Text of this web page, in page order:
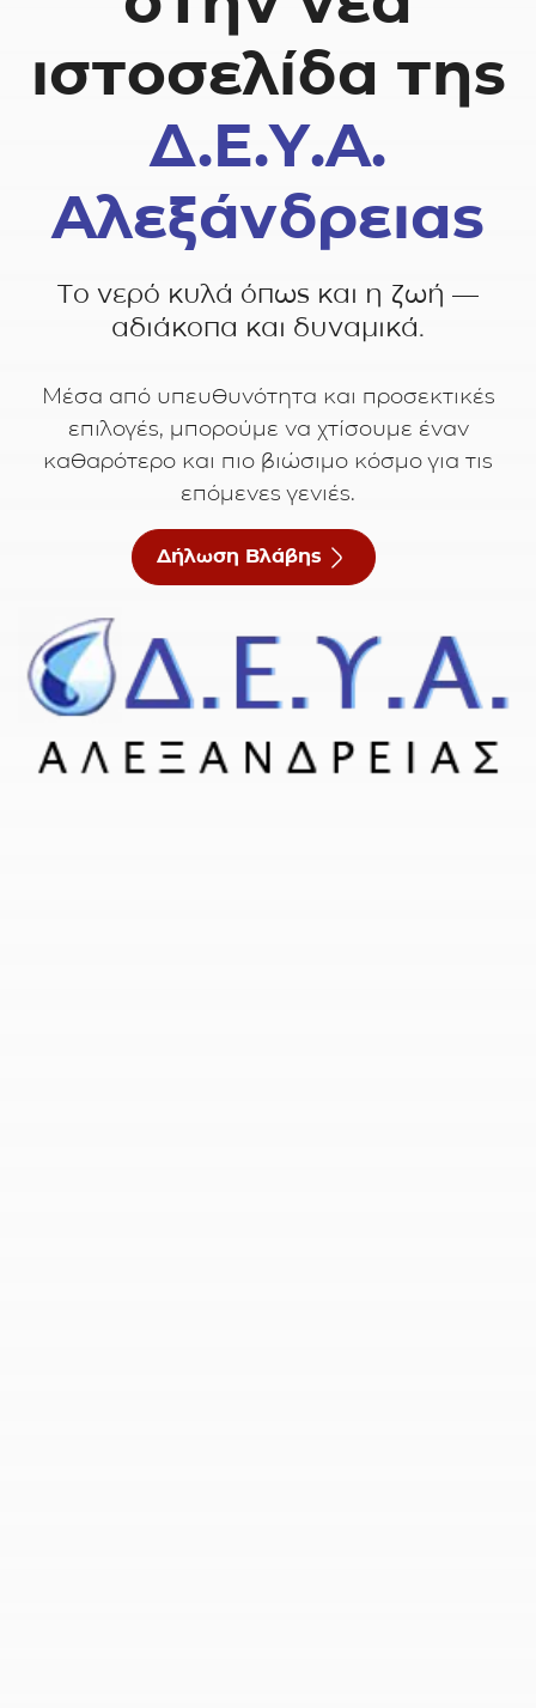
ιστοσελίδα της
Δ.Ε.Υ.Α.
Αλεξάνδρειας
Το νερό κυλά όπως και η ζωή —
αδιάκοπα και δυναμικά.
Μέσα από υπευθυνότητα και προσεκτικές
επιλογές, μπορούμε να χτίσουμε έναν
καθαρότερο και πιο βιώσιμο κόσμο για τις
επόμενες γενιές.
Δήλωση Βλάβης